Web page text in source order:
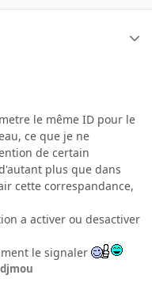
le même ID pour le
ce que je ne
de certain
plus que dans
cette correspandance,
a activer ou desactiver
le signaler